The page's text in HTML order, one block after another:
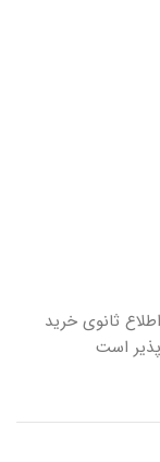
ثانوی خرید